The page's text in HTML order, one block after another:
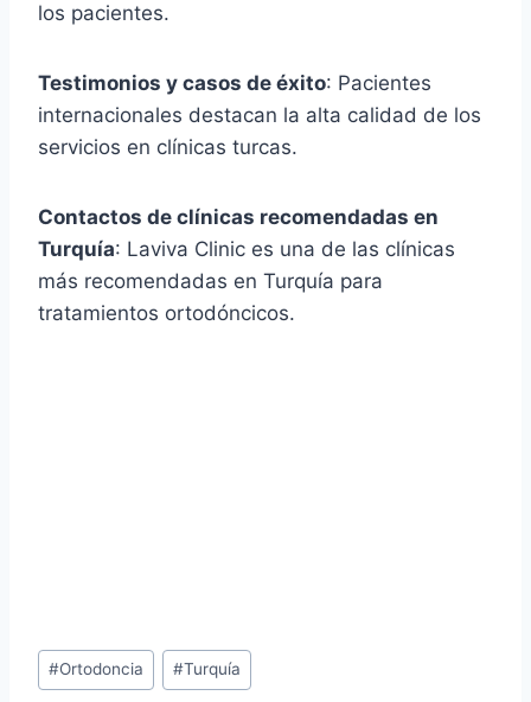
los pacientes.
Testimonios y casos de éxito: Pacientes
internacionales destacan la alta calidad de los
servicios en clínicas turcas.
Contactos de clínicas recomendadas en
Turquía: Laviva Clinic es una de las clínicas
más recomendadas en Turquía para
tratamientos ortodóncicos.
Etiquetas
de
#Ortodoncia #Turquía